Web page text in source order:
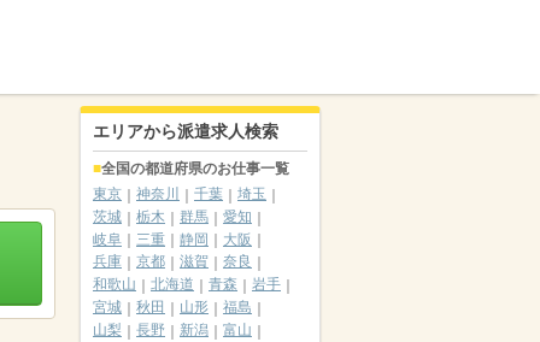
エリアから派遣求人検索
全国の都道府県のお仕事一覧
東京
神奈川 千葉
埼玉
茨城
栃木 群馬
愛知
岐阜
三重 静岡
大阪
兵庫
京都 滋賀
奈良
和歌山
北海道 青森
岩手
宮城
秋田 山形
福島
山梨
長野 新潟
富山